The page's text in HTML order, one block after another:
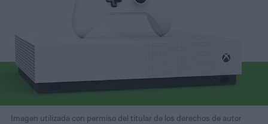
Imagen utilizada con permiso del titular de los derechos de autor